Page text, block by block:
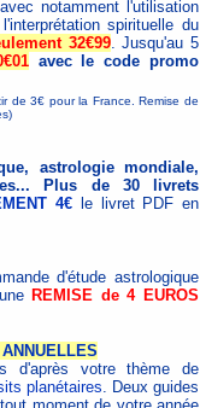
notamment l'utilisation
spirituelle du
32€99. Jusqu'au 5
avec le code promo
de 3€ pour la France. Remise de
astrologie mondiale,
Plus de 30 livrets
4€ le livret PDF en
d'étude astrologique
REMISE de 4 EUROS
d'après votre thème de
planétaires. Deux guides